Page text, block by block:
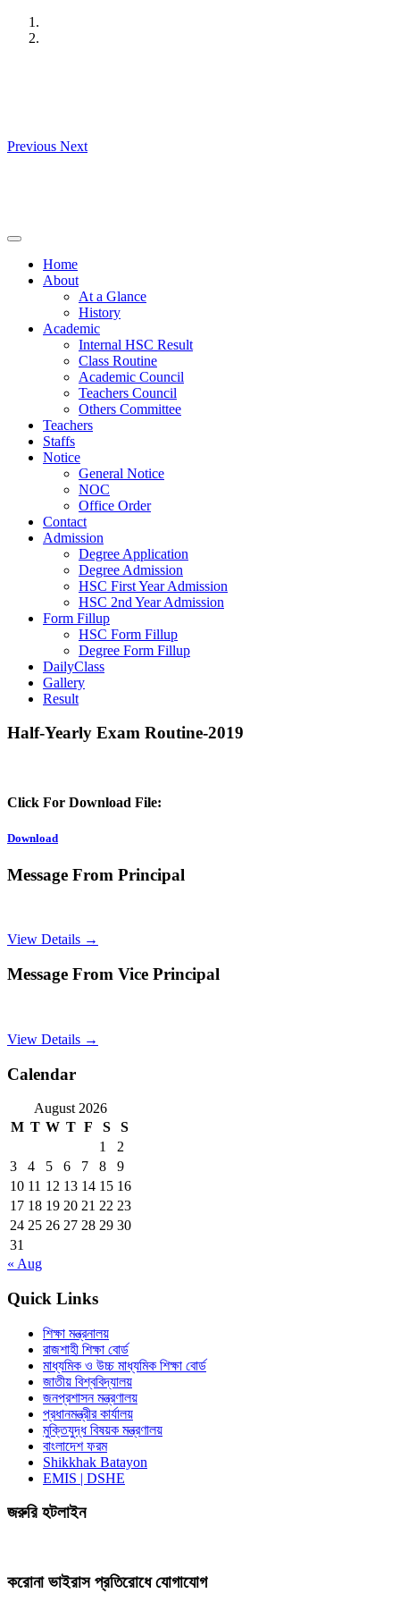
Skip
Previous Next
Home
About
At a Glance
History
Academic
Internal HSC Result
Class Routine
Academic Council
Teachers Council
Others Committee
Teachers
Staffs
Notice
General Notice
NOC
Office Order
Contact
Admission
Degree Application
Degree Admission
HSC First Year Admission
HSC 2nd Year Admission
Form Fillup
HSC Form Fillup
Degree Form Fillup
DailyClass
Gallery
Result
Half-Yearly Exam Routine-2019
Click For Download File:
Download
Message From Principal
View Details →
Message From Vice Principal
View Details →
Calendar
August 2026
M T W T F S
S
1
2
3
4 5 6 7 8
9
10 11 12 13 14 15 16
17 18 19 20 21 22 23
24 25 26 27 28 29 30
31
« Aug
Quick Links
শিক্ষা মন্ত্রনালয়
রাজশাহী শিক্ষা বোর্ড
মাধ্যমিক ও উচ্চ মাধ্যমিক শিক্ষা বোর্ড
জাতীয় বিশ্ববিদ্যালয়
জনপ্রশাসন মন্ত্রণালয়
প্রধানমন্ত্রীর কার্যালয়
মুক্তিযুদ্ধ বিষয়ক মন্ত্রণালয়
বাংলাদেশ ফরম
Shikkhak Batayon
EMIS | DSHE
জরুরি হটলাইন
করোনা ভাইরাস প্রতিরোধে যোগাযোগ